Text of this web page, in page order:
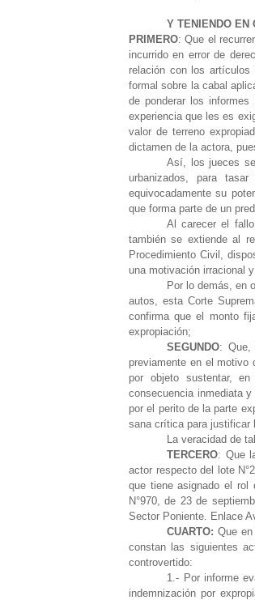
Y TENIENDO EN
PRIMERO: Que el
incurrido en error de
relación con los artículos
formal sobre la cabal
de ponderar los
experiencia que les es
valor de terreno
dictamen de la actora,
Así, los jueces
urbanizados, para
equivocadamente su
que forma parte de un
Al carecer el
también se extiende al
Procedimiento Civil,
una motivación irracional
Por lo demás, en
autos, esta Corte
confirma que el monto
expropiación;
SEGUNDO: Que,
previamente en el motivo
por objeto sustentar,
consecuencia inmediata
por el perito de la parte
sana crítica para justificar
La veracidad de
TERCERO: Que
actor respecto del lote
que tiene asignado el rol
N°970, de 23 de
Sector Poniente. Enlace
CUARTO: Que
constan las siguientes
controvertido:
1.- Por informe
indemnización por